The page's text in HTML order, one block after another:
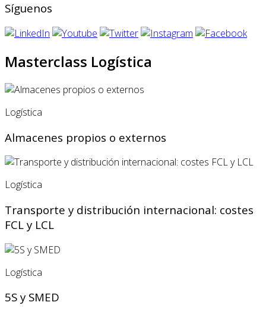
Síguenos
Masterclass Logística
Logística
Almacenes propios o externos
Logística
Transporte y distribución internacional: costes
FCL y LCL
Logística
5S y SMED